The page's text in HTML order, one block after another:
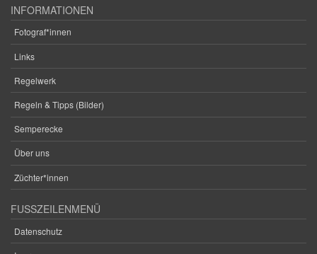
INFORMATIONEN
Fotograf*innen
Links
Regelwerk
Regeln & Tipps (Bilder)
Semperecke
Über uns
Züchter*innen
FUSSZEILENMENÜ
Datenschutz